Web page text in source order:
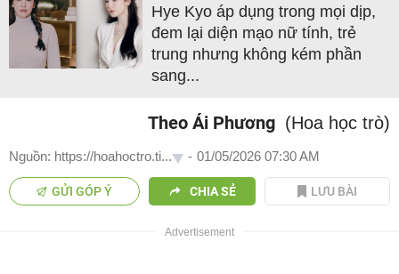
Hye Kyo áp dụng trong mọi dịp,
đem lại diện mạo nữ tính, trẻ
trung nhưng không kém phần
sang...
Theo Ái Phương (Hoa học trò)
Nguồn: https://hoahoctro.ti... - 01/05/2026 07:30 AM
GỬI GÓP Ý CHIA SẺ LƯU BÀI